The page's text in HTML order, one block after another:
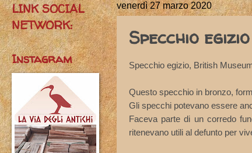
venerdì 27 marzo 2020
Specchio egizio
Specchio egizio, British
Questo specchio in bronzo,
Gli specchi potevano essere
Faceva parte di un corredo
ritenevano utili al defunto per
LINK SOCIAL
NETWORK:
Instagram